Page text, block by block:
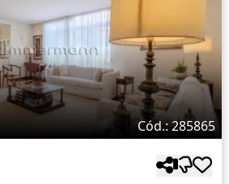
Cód.: 285865